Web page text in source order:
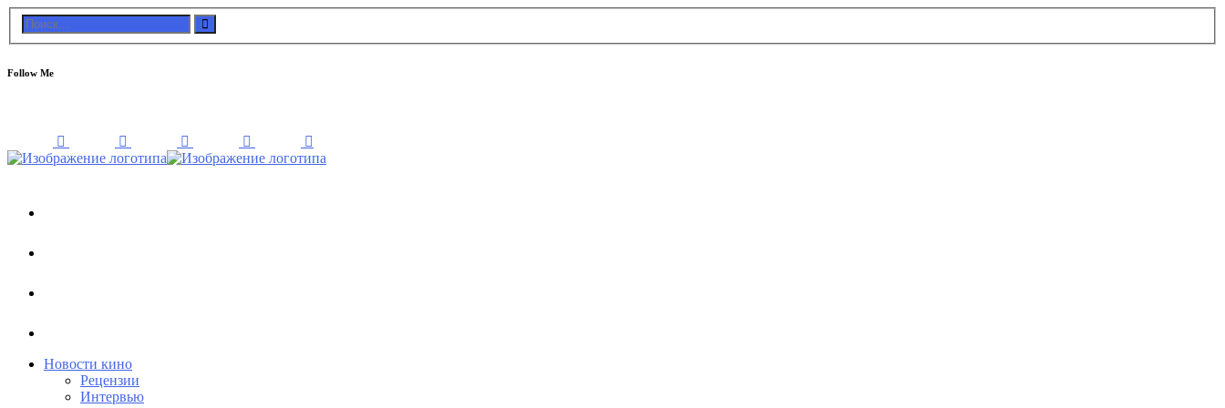
Follow Me
Новости кино
Рецензии
Интервью